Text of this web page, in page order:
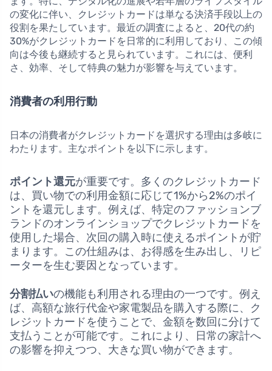
の変化に伴い、クレジットカードは単なる決済手段以上の
役割を果たしています。最近の調査によると、20代の約
30%がクレジットカードを日常的に利用しており、この傾
向は今後も継続すると見られています。これには、便利
さ、効率、そして特典の魅力が影響を与えています。
消費者の利用行動
日本の消費者がクレジットカードを選択する理由は多岐に
わたります。主なポイントを以下に示します。
ポイント還元が重要です。多くのクレジットカード
は、買い物での利用金額に応じて1%から2%のポイ
ントを還元します。例えば、特定のファッションブ
ランドのオンラインショップでクレジットカードを
使用した場合、次回の購入時に使えるポイントが貯
まります。この仕組みは、お得感を生み出し、リピ
ーターを生む要因となっています。
分割払いの機能も利用される理由の一つです。例え
ば、高額な旅行代金や家電製品を購入する際に、ク
レジットカードを使うことで、金額を数回に分けて
支払うことが可能です。これにより、日常の家計へ
の影響を抑えつつ、大きな買い物ができます。